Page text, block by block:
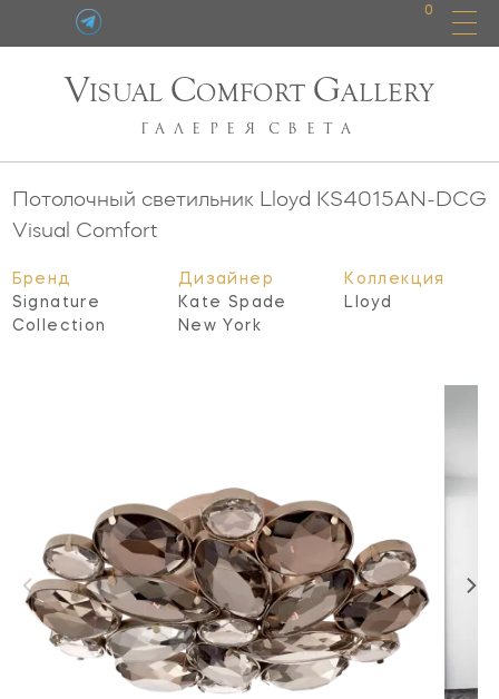
0
VISUAL COMFORT GALLERY
ГАЛЕРЕЯ СВЕТА
Потолочный светильник Lloyd KS4015AN-DCG
Visual Comfort
Бренд
Signature
Collection
Дизайнер
Kate Spade
New York
Коллекция
Lloyd